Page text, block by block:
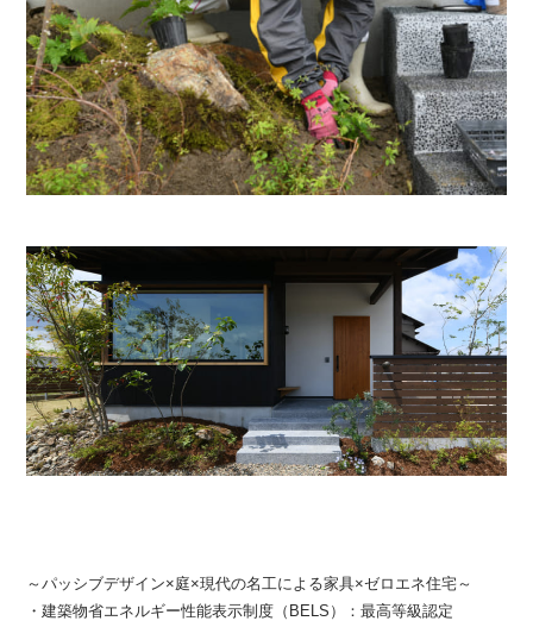
～パッシブデザイン×庭×現代の名工による家具×ゼロエネ住宅～
・建築物省エネルギー性能表示制度（BELS）：最高等級認定